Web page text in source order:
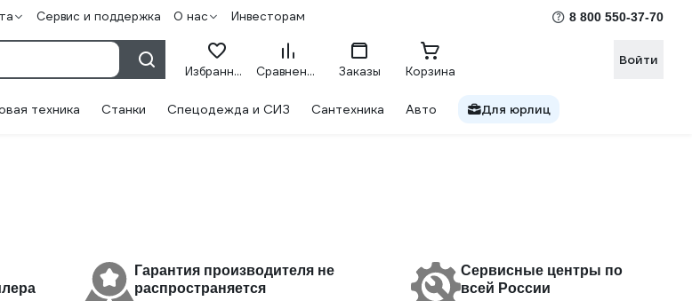
Сервис и поддержка О нас Инвесторам 8 800 550-37-70
Избранное Сравнение Заказы Корзина
Войти
техника Станки Спецодежда и СИЗ Сантехника Авто Для юрлиц
Гарантия производителя не
распространяется
Сервисные центры по
всей России